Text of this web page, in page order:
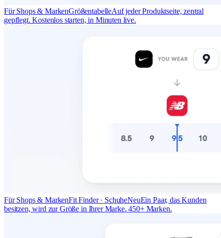
Für Shops & MarkenGrößentabelleAuf jeder Produktseite, zentral
gepflegt. Kostenlos starten, in Minuten live.
Für Shops & MarkenFit Finder · SchuheNeuEin Paar, das Kunden
besitzen, wird zur Größe in Ihrer Marke. 450+ Marken.